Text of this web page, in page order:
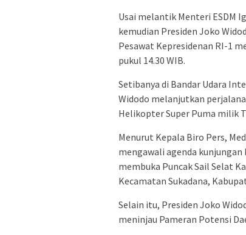
Usai melantik Menteri ESDM
kemudian Presiden Joko
Pesawat Kepresidenan RI-1
pukul 14.30 WIB.
Setibanya di Bandar Udara
Widodo melanjutkan
Helikopter Super Puma milik
Menurut Kepala Biro Pers,
mengawali agenda kunjungan
membuka Puncak Sail Selat
Kecamatan Sukadana,
Selain itu, Presiden Joko
meninjau Pameran Potensi